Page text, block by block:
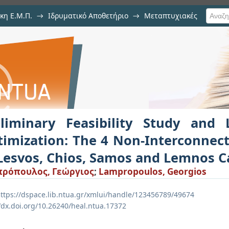
Ε.Μ.Π. → Ιδρυματικό Αποθετήριο → Μεταπτυχιακές
Study and LNG Supply Chain
Systems of Lesvos, Chios,
Feasibility Study and
The 4 Non-
Chios, Samos and Lemnos
Γεώργιος; Lampropoulos, Georgios
dspace.lib.ntua.gr/xmlui/handle/123456789/49674
10.26240/heal.ntua.17372